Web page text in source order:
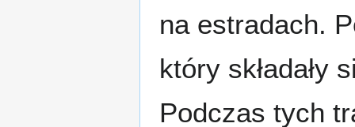
na estradach.
który składały
Podczas tych